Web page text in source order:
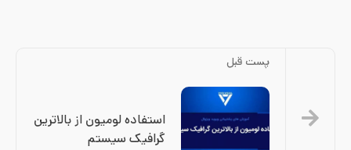
پست قبل
استفاده لومیون از بالاترین
گرافیک سیستم